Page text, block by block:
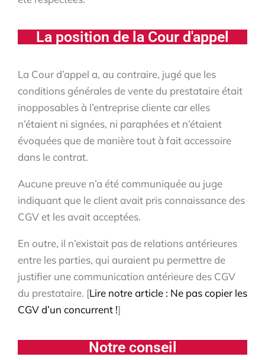
La position de la Cour d'appel
La Cour d’appel a, au contraire, jugé que les
conditions générales de vente du prestataire était
inopposables à l’entreprise cliente car elles
n’étaient ni signées, ni paraphées et n’étaient
évoquées que de manière tout à fait accessoire
dans le contrat.
Aucune preuve n’a été communiquée au juge
indiquant que le client avait pris connaissance des
CGV et les avait acceptées.
En outre, il n’existait pas de relations antérieures
entre les parties, qui auraient pu permettre de
justifier une communication antérieure des CGV
du prestataire. [Lire notre article : Ne pas copier les
CGV d’un concurrent !]
Notre conseil